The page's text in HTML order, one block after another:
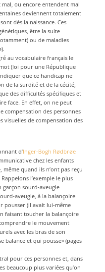
ou encore entendent mal
deviennent totalement
dès la naissance. Ces
être la suite
ou de maladies
au vocabulaire français le
(loi pour une République
que ce handicap ne
de la surdité et de la cécité,
des difficultés spécifiques et
face. En effet, on ne peut
compensation des personnes
visuelles de compensation des
d’Inger-Bogh Rødbrøe
chez les enfants
même quand ils n’ont pas reçu
l’exemple le plus
garçon sourd-aveugle
aveugle, à la balançoire
(il avait lui-même
faisant toucher la balançoire
le mouvement
avec les bras de son
balance et qui pousse» (pages
pour ces personnes et, dans
beaucoup plus variées qu’on